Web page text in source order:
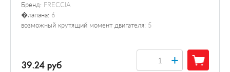
Бренд: FRECCIA
�лапана: 6
возможный крутящий момент двигателя: 5
39.24 руб +